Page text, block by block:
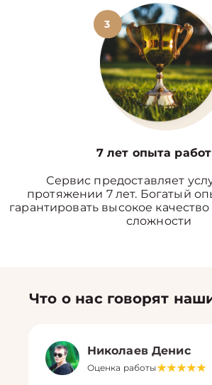
3
7 лет опыта
Сервис предоставляет
протяжении 7 лет. Богатый
гарантировать высокое
сложности
Что о нас говорят
Николаев Денис
Оценка работы